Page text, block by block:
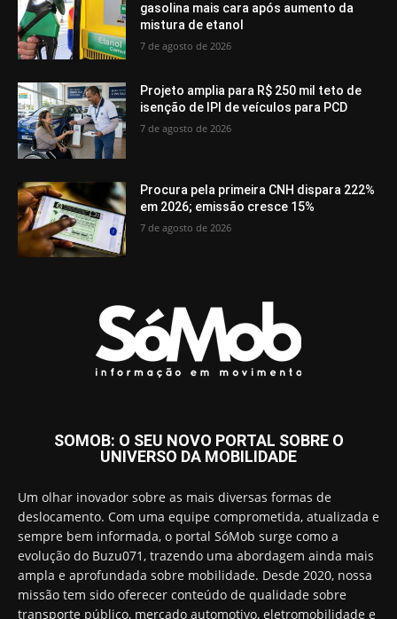
gasolina mais cara após aumento da
mistura de etanol
7 de agosto de 2026
Projeto amplia para R$ 250 mil teto de
isenção de IPI de veículos para PCD
7 de agosto de 2026
Procura pela primeira CNH dispara 222%
em 2026; emissão cresce 15%
7 de agosto de 2026
SOMOB: O SEU NOVO PORTAL SOBRE O
UNIVERSO DA MOBILIDADE
Um olhar inovador sobre as mais diversas formas de
deslocamento. Com uma equipe comprometida, atualizada e
sempre bem informada, o portal SóMob surge como a
evolução do Buzu071, trazendo uma abordagem ainda mais
ampla e aprofundada sobre mobilidade. Desde 2020, nossa
missão tem sido oferecer conteúdo de qualidade sobre
transporte público, mercado automotivo, eletromobilidade e